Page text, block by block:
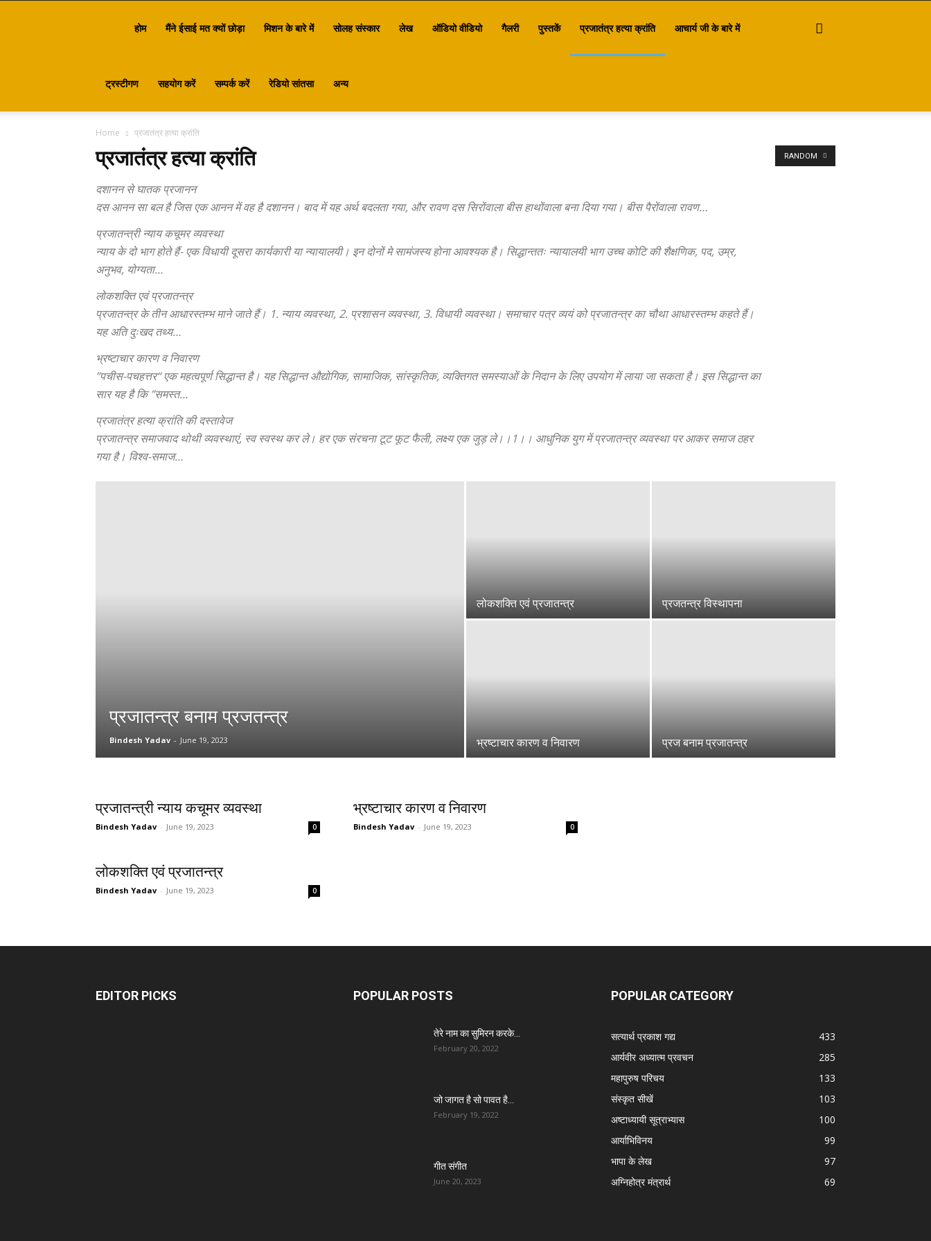
होम मैंने ईसाई मत क्यों छोड़ा मिशन के बारे में सोलह संस्कार लेख ऑडियो वीडियो गैलरी पुस्तकें प्रजातंत्र हत्या क्रांति आचार्य जी के बारे में
ट्रस्टीगण सहयोग करें सम्पर्क करें रेडियो सांतसा अन्य
Home प्रजातंत्र हत्या क्रांति
प्रजातंत्र हत्या क्रांति
दशानन से घातक प्रजानन
दस आनन सा बल है जिस एक आनन में वह है दशानन। बाद में यह अर्थ बदलता गया, और रावण दस सिरोंवाला बीस हाथोंवाला बना दिया गया। बीस पैरोंवाला रावण…
प्रजातन्त्री न्याय कचूमर व्यवस्था
न्याय के दो भाग होते हैं- एक विधायी दूसरा कार्यकारी या न्यायालयी। इन दोनों मे सामंजस्य होना आवश्यक है। सिद्धान्ततः न्यायालयी भाग उच्च कोटि की शैक्षणिक, पद, उम्र,
अनुभव, योग्यता…
लोकशक्ति एवं प्रजातन्त्र
प्रजातन्त्र के तीन आधारस्तम्भ माने जाते हैं। 1. न्याय व्यवस्था, 2. प्रशासन व्यवस्था, 3. विधायी व्यवस्था। समाचार पत्र व्ययं को प्रजातन्त्र का चौथा आधारस्तम्भ कहते हैं।
यह अति दुःखद तथ्य…
भ्रष्टाचार कारण व निवारण
”पचीस-पचहत्तर“ एक महत्वपूर्ण सिद्धान्त है। यह सिद्धान्त औद्योगिक, सामाजिक, सांस्कृतिक, व्यक्तिगत समस्याओं के निदान के लिए उपयोग में लाया जा सकता है। इस सिद्धान्त का
सार यह है कि ”समस्त…
प्रजातंत्र हत्या क्रांति की दस्तावेज
प्रजातन्त्र समाजवाद थोथी व्यवस्थाएं, स्व स्वस्थ कर ले। हर एक संरचना टूट फूट फैली, लक्ष्य एक जुड़ ले।।1।। आधुनिक युग में प्रजातन्त्र व्यवस्था पर आकर समाज ठहर
गया है। विश्व-समाज…
RANDOM
प्रजातन्त्र बनाम प्रजतन्त्र
Bindesh Yadav - June 19, 2023
लोकशक्ति एवं प्रजातन्त्र प्रजतन्त्र विस्थापना
भ्रष्टाचार कारण व निवारण प्रज बनाम प्रजातन्त्र
प्रजातन्त्री न्याय कचूमर व्यवस्था
Bindesh Yadav - June 19, 2023 0
भ्रष्टाचार कारण व निवारण
Bindesh Yadav - June 19, 2023 0
लोकशक्ति एवं प्रजातन्त्र
Bindesh Yadav - June 19, 2023 0
EDITOR PICKS POPULAR POSTS
तेरे नाम का सुमिरन करके…
February 20, 2022
जो जागत है सो पावत है…
February 19, 2022
गीत संगीत
June 20, 2023
POPULAR CATEGORY
सत्यार्थ प्रकाश गद्य
433
आर्यवीर अध्यात्म प्रवचन
285
महापुरुष परिचय
133
संस्कृत सीखें
103
अष्टाध्यायी सूत्राभ्यास
100
आर्याभिविनय
99
भापा के लेख
97
अग्निहोत्र मंत्रार्थ
69